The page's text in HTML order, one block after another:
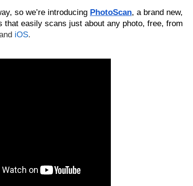
so we’re introducing PhotoScan, a brand new,
that easily scans just about any photo, free, from
iOS.